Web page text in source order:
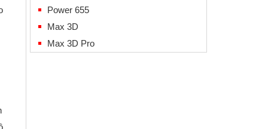
Power 655
Max 3D
Max 3D Pro